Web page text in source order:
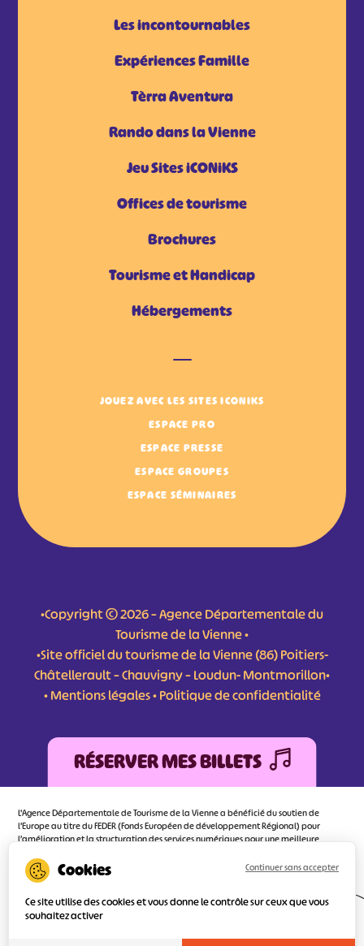
Les incontournables
Expériences Famille
Tèrra Aventura
Rando dans la Vienne
Jeu Sites iCONiKS
Offices de tourisme
Brochures
Tourisme et Handicap
Hébergements
JOUEZ AVEC LES SITES ICONIKS
ESPACE PRO
ESPACE PRESSE
ESPACE GROUPES
ESPACE SÉMINAIRES
•Copyright © 2026 – Agence Départementale du
Tourisme de la Vienne •
•Site officiel du tourisme de la Vienne (86) Poitiers-
Châtellerault – Chauvigny – Loudun- Montmorillon•
•Mentions légales•Politique de confidentialité
RÉSERVER MES BILLETS
L'Agence Départementale de Tourisme de la Vienne a bénéficié du soutien de
l’Europe au titre du FEDER (Fonds Européen de développement Régional) pour
l’amélioration et la structuration des services numériques pour une meilleure
d’orienter au mieux le visiteur.
Ce site utilise des cookies et vous donne le contrôle sur ceux que vous
souhaitez activer
Continuer sans accepter